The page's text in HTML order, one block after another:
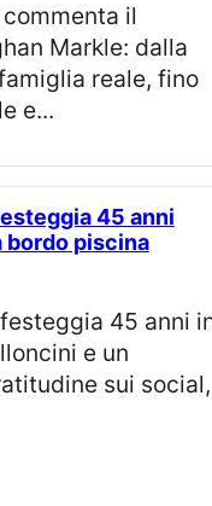
Markle: dalla
reale, fino
e...
bordo piscina
e un
sui social,